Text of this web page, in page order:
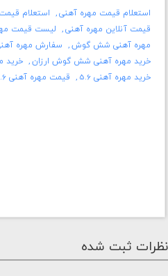
استعلام قیمت مهره آهنی
استعلام
قیمت آنلاین مهره آهنی
لیست قیمت
مهره آهنی شش گوش
سفارش مهره
خرید مهره آهنی شش گوش ارزان
خرید
خرید مهره آهنی 5.6
قیمت مهره آهنی 5.6
نظرات ثبت شده